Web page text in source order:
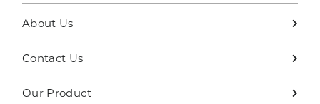
About Us
Contact Us
Our Product